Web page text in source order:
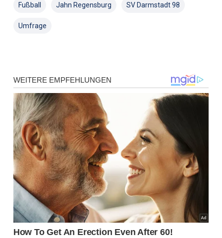
Fußball Jahn Regensburg SV Darmstadt 98
Umfrage